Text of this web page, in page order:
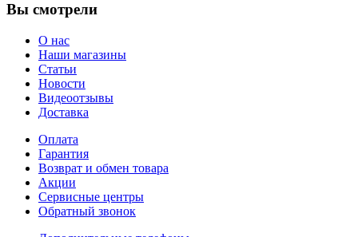
Вы смотрели
О нас
Наши магазины
Статьи
Новости
Видеоотзывы
Доставка
Оплата
Гарантия
Возврат и обмен товара
Акции
Сервисные центры
Обратный звонок